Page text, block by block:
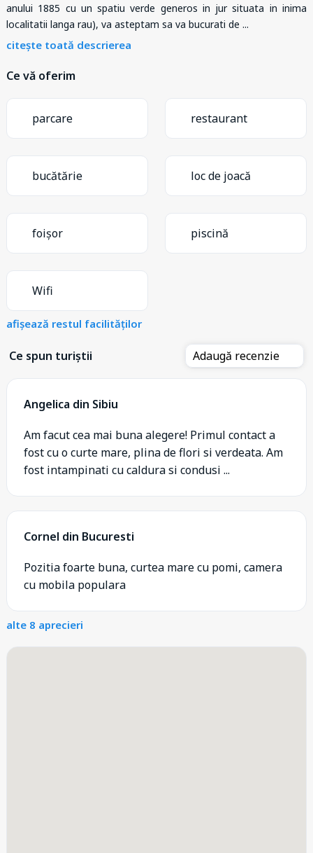
anului 1885 cu un spatiu verde generos in jur situata in inima
localitatii langa rau), va asteptam sa va bucurati de ...
citește toată descrierea
Ce vă oferim
parcare restaurant
bucătărie loc de joacă
foișor piscină
Wifi
afișează restul facilităților
Ce spun turiștii Adaugă recenzie
Angelica din Sibiu
Am facut cea mai buna alegere! Primul contact a
fost cu o curte mare, plina de flori si verdeata. Am
fost intampinati cu caldura si condusi ...
Cornel din Bucuresti
Pozitia foarte buna, curtea mare cu pomi, camera
cu mobila populara
alte 8 aprecieri